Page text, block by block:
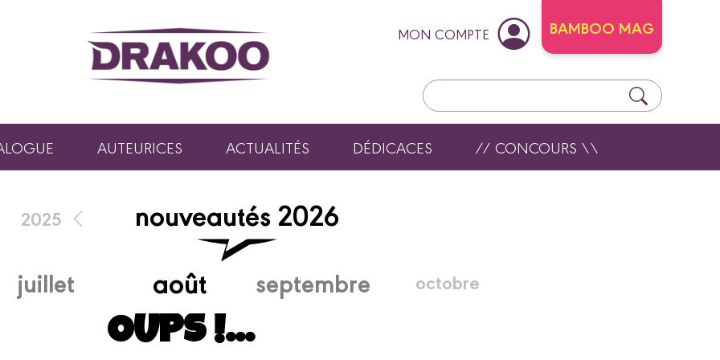
MON COMPTE BAMBOO MAG
AUTEURICES ACTUALITÉS DÉDICACES // CONCOURS \\
2025 nouveautés 2026
juillet août septembre octobre
OUPS !...